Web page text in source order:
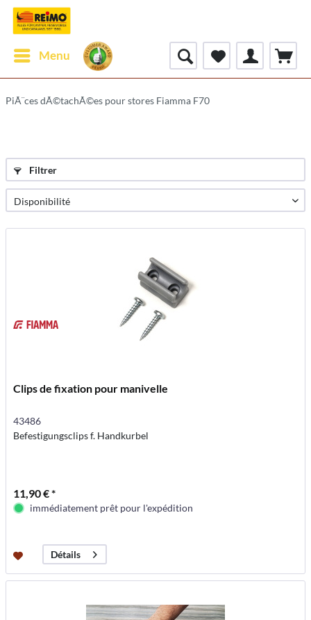
Menu
PiÃ¨ces dÃ©tachÃ©es pour stores Fiamma F70
Filtrer
Clips de fixation pour manivelle
43486
Befestigungsclips f. Handkurbel
11,90 € *
immédiatement prêt pour l'expédition
Détails